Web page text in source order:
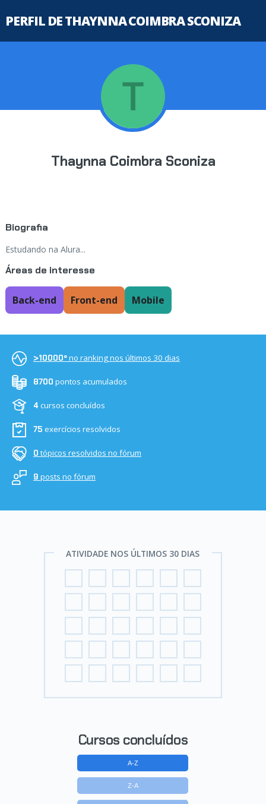
PERFIL DE THAYNNA COIMBRA SCONIZA
Thaynna Coimbra Sconiza
Biografia
Estudando na Alura...
Áreas de interesse
Back-end Front-end Mobile
>10000ºno ranking nos últimos 30 dias
8700 pontos acumulados
4cursos concluídos
75 exercícios resolvidos
0 tópicos resolvidos no fórum
9 posts no fórum
ATIVIDADE NOS ÚLTIMOS 30 DIAS
Cursos concluídos
A-Z
Z-A